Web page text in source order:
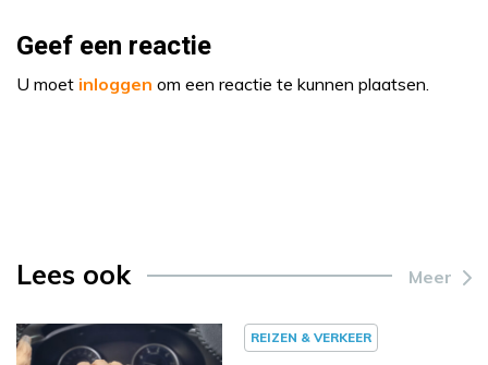
Geef een reactie
U moet inloggen om een reactie te kunnen plaatsen.
Lees ook Meer
REIZEN & VERKEER